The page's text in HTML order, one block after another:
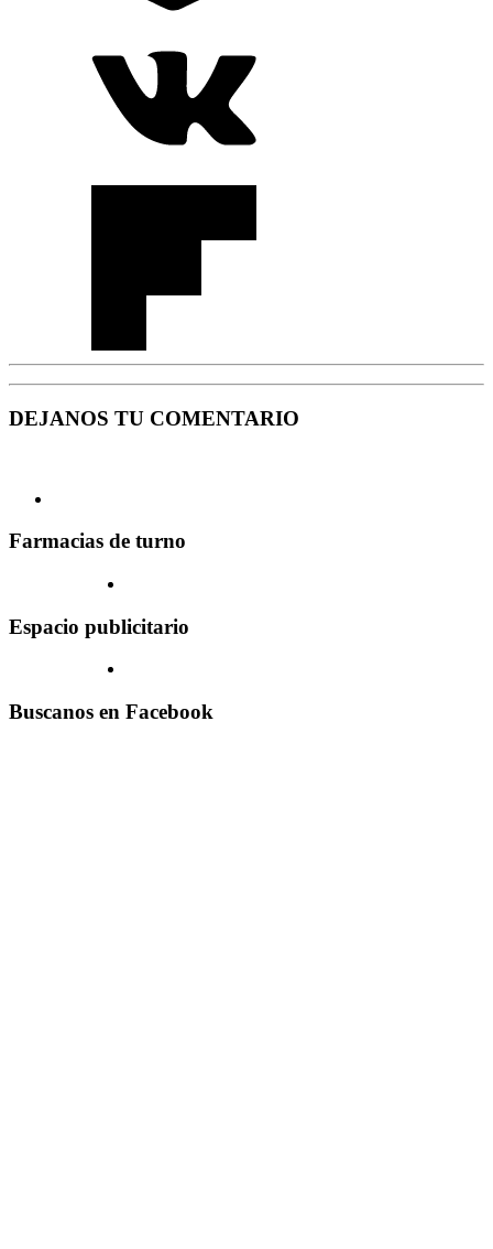
DEJANOS TU COMENTARIO
Farmacias de turno
Espacio publicitario
Buscanos en Facebook